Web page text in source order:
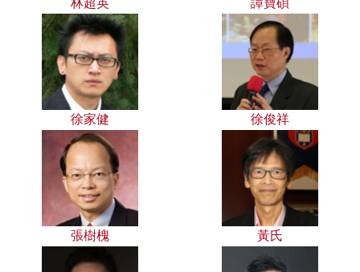
徐家健 徐俊祥
張樹槐 黃氏